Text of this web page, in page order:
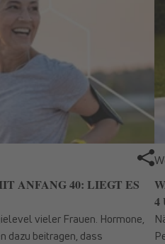
ANFANG 40: LIEGT ES
vieler Frauen. Hormone,
dazu beitragen, dass
4